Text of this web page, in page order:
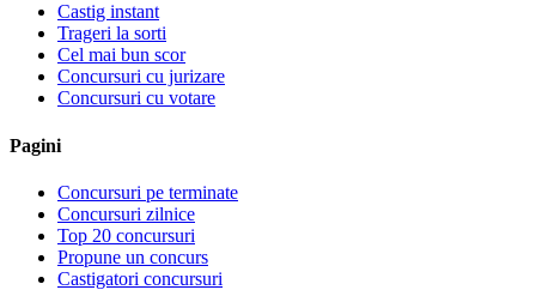
Castig instant
Trageri la sorti
Cel mai bun scor
Concursuri cu jurizare
Concursuri cu votare
Pagini
Concursuri pe terminate
Concursuri zilnice
Top 20 concursuri
Propune un concurs
Castigatori concursuri